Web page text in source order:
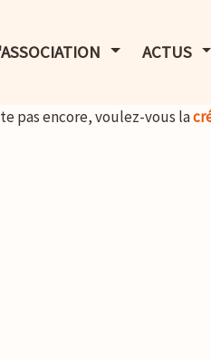
AFFICHER LE
ACTUS
pas encore, voulez-vous la